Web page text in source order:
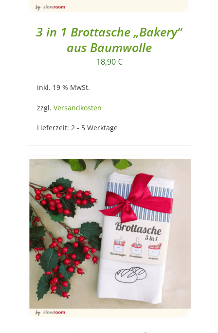
3 in 1 Brottasche „Bakery“
aus Baumwolle
18,90€
inkl. 19 % MwSt.
zzgl. Versandkosten
Lieferzeit: 2 - 5 Werktage